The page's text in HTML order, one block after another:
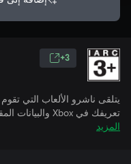
3+
يتلقى ناشرو الألعاب التي
تعريفك في Xbox والبيانات المقترنة بينما تمارس الألعاب.
المزيد